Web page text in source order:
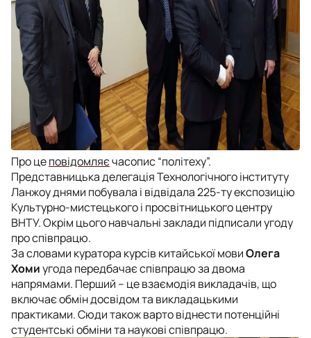
Про цеповідомляєчасопис “політеху”.
Представницька делегація Технологічного інституту
Ланжоу днями побувала і відвідала 225-ту експозицію
Культурно-мистецького і просвітницького центру
ВНТУ. Окрім цього навчальні заклади підписали угоду
про співпрацю.
За словами куратора курсів китайської мовиОлега
Хомиугода передбачає співпрацю за двома
напрямами. Перший – це взаємодія викладачів, що
включає обмін досвідом та викладацькими
практиками. Сюди також варто віднести потенційні
студентські обміни та наукові співпрацю.